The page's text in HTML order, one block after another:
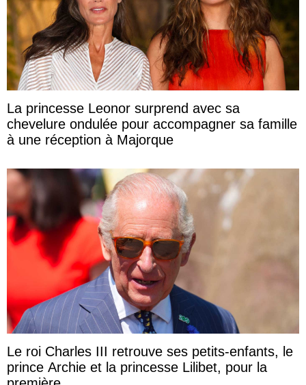
La princesse Leonor surprend avec sa
chevelure ondulée pour accompagner sa famille
à une réception à Majorque
Le roi Charles III retrouve ses petits-enfants, le
prince Archie et la princesse Lilibet, pour la